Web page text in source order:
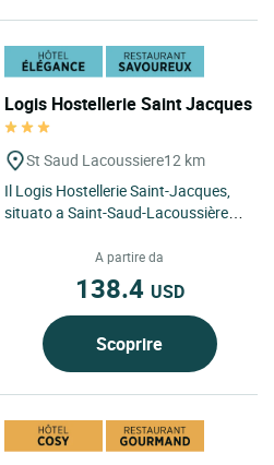
Logis Hostellerie Saint Jacques
St Saud Lacoussiere12 km
Il Logis Hostellerie Saint-Jacques,
situato a Saint-Saud-Lacoussière, è
viaggiatori in cerca...
A partire da
138.4 USD
Scoprire